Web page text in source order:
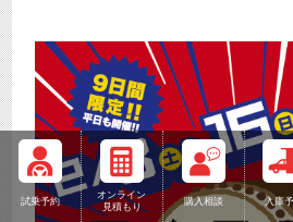
試乗予約
オンライン
見積もり
購入相談 入庫